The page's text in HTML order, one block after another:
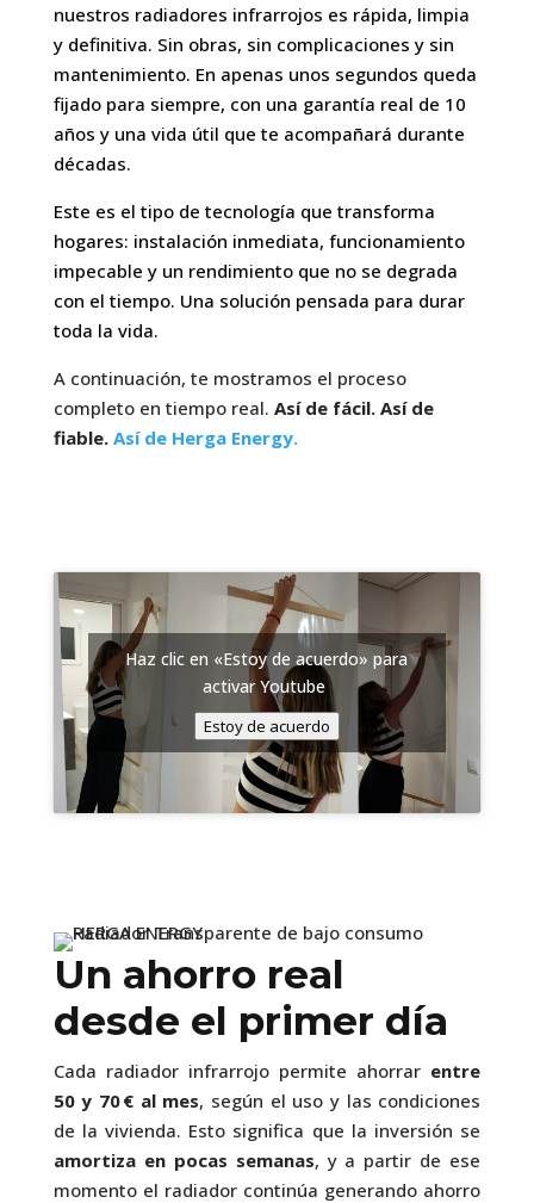
nuestros radiadores infrarrojos es rápida, limpia
y definitiva. Sin obras, sin complicaciones y sin
mantenimiento. En apenas unos segundos queda
fijado para siempre, con una garantía real de 10
años y una vida útil que te acompañará durante
décadas.
Este es el tipo de tecnología que transforma
hogares: instalación inmediata, funcionamiento
impecable y un rendimiento que no se degrada
con el tiempo. Una solución pensada para durar
toda la vida.
A continuación, te mostramos el proceso
completo en tiempo real. Así de fácil. Así de
fiable. Así de Herga Energy.
Haz clic en «Estoy de acuerdo» para
activar Youtube
Estoy de acuerdo
Un ahorro real
desde el primer día
Cada radiador infrarrojo permite ahorrar entre
50 y 70 € al mes, según el uso y las condiciones
de la vivienda. Esto significa que la inversión se
amortiza en pocas semanas, y a partir de ese
momento el radiador continúa generando ahorro